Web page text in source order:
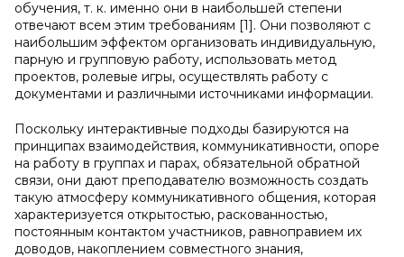
обучения, т. к. именно они в наибольшей степени
отвечают всем этим требованиям [1]. Они позволяют с
наибольшим эффектом организовать индивидуальную,
парную и групповую работу, использовать метод
проектов, ролевые игры, осуществлять работу с
документами и различными источниками информации.
Поскольку интерактивные подходы базируются на
принципах взаимодействия, коммуникативности, опоре
на работу в группах и парах, обязательной обратной
связи, они дают преподавателю возможность создать
такую атмосферу коммуникативного общения, которая
характеризуется открытостью, раскованностью,
постоянным контактом участников, равноправием их
доводов, накоплением совместного знания,